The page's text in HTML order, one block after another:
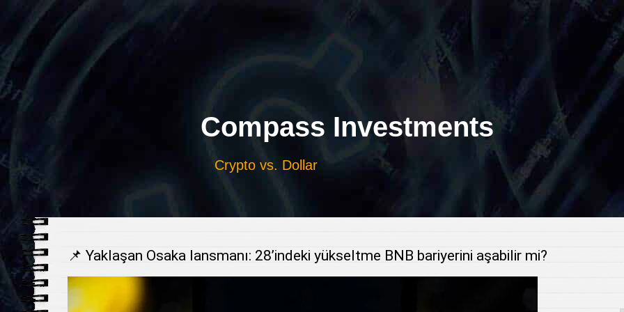
Выберите
язык
Compass Investments
Crypto vs. Dollar
📌 Yaklaşan Osaka lansmanı: 28’indeki yükseltme BNB bariyerini aşabilir mi?